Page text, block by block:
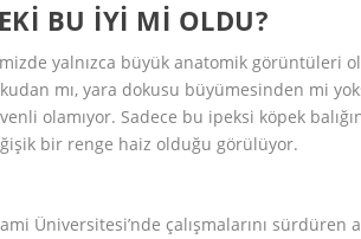
BU IYI MI OLDU?
yalnızca büyük anatomik görüntüleri
mı, yara dokusu büyümesinden mi
olamıyor. Sadece bu ipeksi köpek
bir renge haiz olduğu görülüyor.
Üniversitesi’nde çalışmalarını sürdüren